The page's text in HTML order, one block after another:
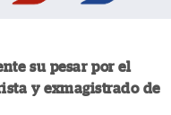
su pesar por el
y exmagistrado de